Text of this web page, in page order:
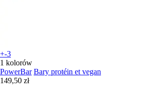
+-3
1 kolorów
PowerBar Bary protéin et vegan
149,50 zł